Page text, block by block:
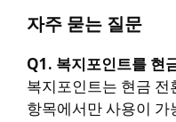
자주 묻는 질문
Q1. 복지포인트를 현
복지포인트는 현금 전
항목에서만 사용이 가